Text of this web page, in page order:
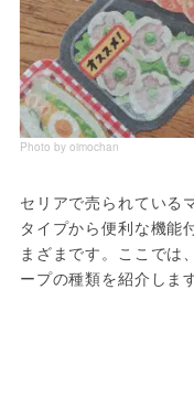
Photo by oimochan
セリアで売られている
タイプから便利な機能
まざまです。ここでは
ープの種類を紹介します